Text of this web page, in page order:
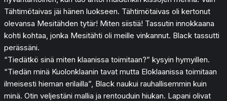
Tähtimötaivas jäi hänen luokseen. Tähtimötaivas oli kertonut
olevansa Mesitähden tytär! Miten siistiä! Tassutin innokkaana
kohti kohtaa, jonka Mesitähti oli meille vinkannut. Black tassutti
perässäni.
“Tiedätkö sinä miten klaanissa toimitaan?” kysyin hymyillen.
“Tiedän minä Kuolonklaanin tavat mutta Eloklaanissa toimitaan
ilmeisesti hieman erilailla”, Black naukui rauhallisemmin kuin
minä. Otin veljestäni mallia ja rentouduin hiukan. Lapani olivat